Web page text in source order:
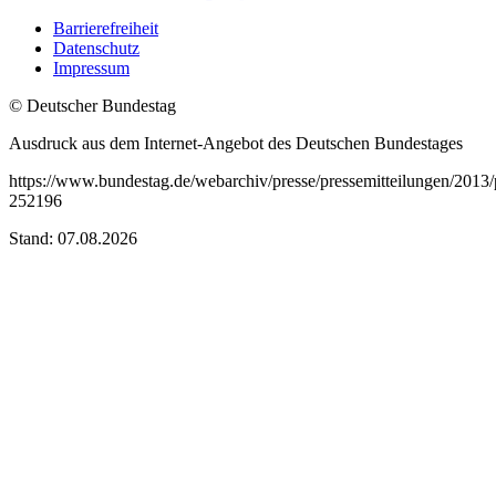
Barrierefreiheit
Datenschutz
Impressum
© Deutscher Bundestag
Ausdruck aus dem Internet-Angebot des Deutschen Bundestages
https://www.bundestag.de/webarchiv/presse/pressemitteilungen/
252196
Stand: 07.08.2026